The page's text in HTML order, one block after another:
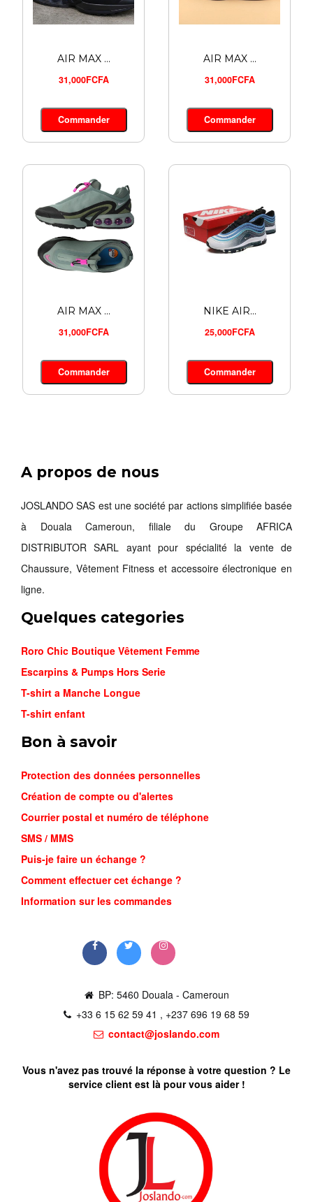
16,500FCFA
Commander
16,900FCFA
Commander
16,900FCFA
AIR MAX ...
31,000FCFA
Commander
AIR MAX ...
31,000FCFA
Commander
AIR MAX ...
31,000FCFA
Commander
NIKE AIR...
25,000FCFA
Commander
A propos de nous
JOSLANDO SAS est une société par actions simplifiée basée
à Douala Cameroun, filiale du Groupe AFRICA
DISTRIBUTOR SARL ayant pour spécialité la vente de
Chaussure, Vêtement Fitness et accessoire électronique en
ligne.
Quelques categories
Roro Chic Boutique Vêtement Femme
Escarpins & Pumps Hors Serie
T-shirt a Manche Longue
T-shirt enfant
Bon à savoir
Protection des données personnelles
Création de compte ou d'alertes
Courrier postal et numéro de téléphone
SMS / MMS
Puis-je faire un échange ?
Comment effectuer cet échange ?
Information sur les commandes
BP: 5460 Douala - Cameroun
+33 6 15 62 59 41 , +237 696 19 68 59
contact@joslando.com
Vous n'avez pas trouvé la réponse à votre question ? Le
service client est là pour vous aider !